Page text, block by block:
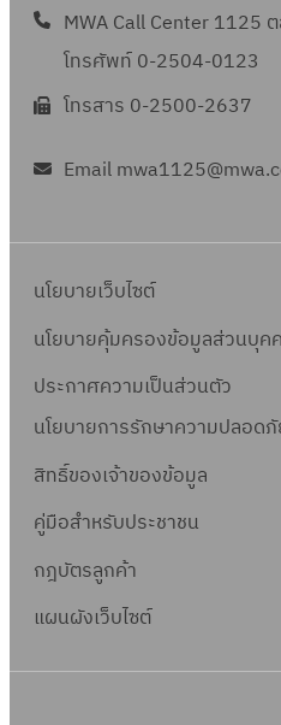
MWA Call Center 1125
โทรศัพท์ 0-2504-0123
โทรสาร 0-2500-2637
Email
นโยบายเว็บไซต์
นโยบายคุ้มครองข้อมูลส่วนบุค
ประกาศความเป็นส่วนตัว
นโยบายการรักษาความปลอดภั
สิทธิ์ของเจ้าของข้อมูล
คู่มือสำหรับประชาชน
กฎบัตรลูกค้า
แผนผังเว็บไซต์